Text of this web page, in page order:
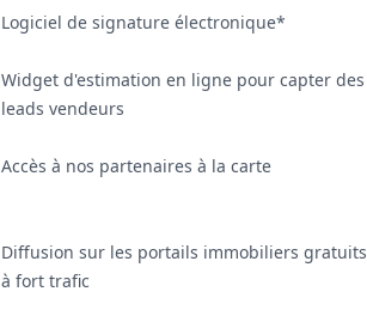
Logiciel de signature électronique*
Widget d'estimation en ligne pour capter des
leads vendeurs
Accès à nos partenaires à la carte
Diffusion sur les portails immobiliers gratuits
à fort trafic